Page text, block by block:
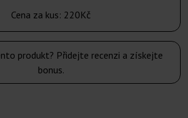
Cena za kus: 220Kč
produkt? Přidejte recenzi a získejte
bonus.